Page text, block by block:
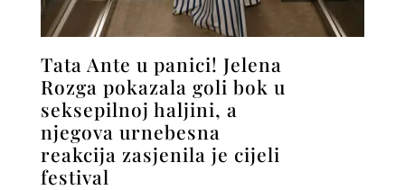
Tata Ante u panici! Jelena
Rozga pokazala goli bok u
seksepilnoj haljini, a
njegova urnebesna
reakcija zasjenila je cijeli
festival